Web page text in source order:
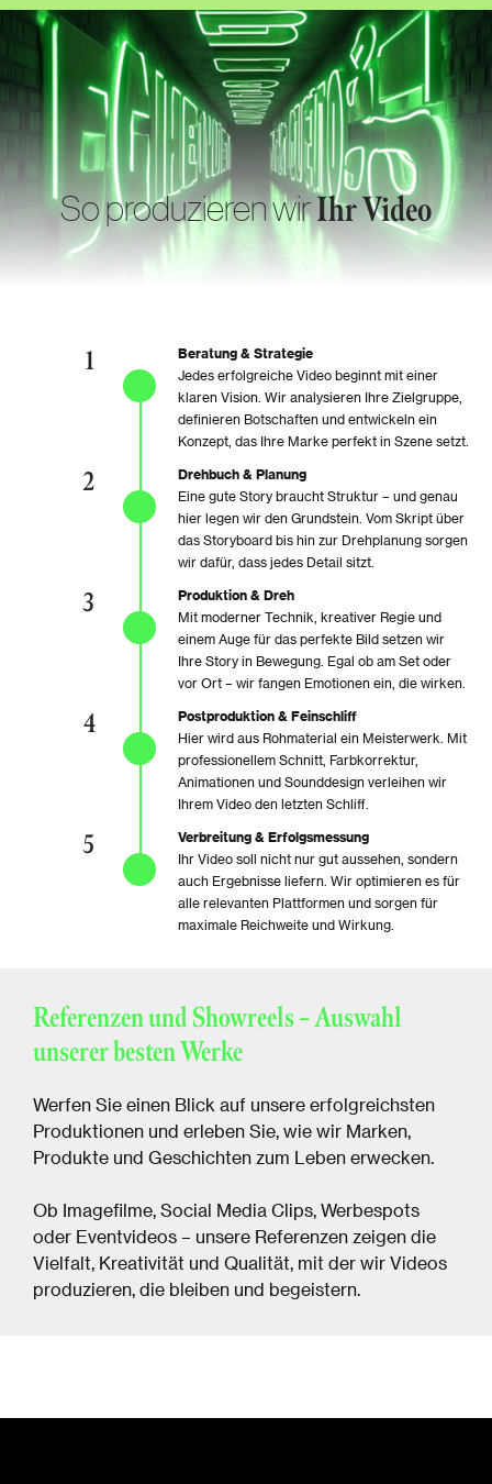
So produzieren wirIhr Video
1
Beratung & Strategie
Jedes erfolgreiche Video beginnt mit einer
klaren Vision. Wir analysieren Ihre Zielgruppe,
definieren Botschaften und entwickeln ein
Konzept, das Ihre Marke perfekt in Szene setzt.
2
Drehbuch & Planung
Eine gute Story braucht Struktur – und genau
hier legen wir den Grundstein. Vom Skript über
das Storyboard bis hin zur Drehplanung sorgen
wir dafür, dass jedes Detail sitzt.
3
Produktion & Dreh
Mit moderner Technik, kreativer Regie und
einem Auge für das perfekte Bild setzen wir
Ihre Story in Bewegung. Egal ob am Set oder
vor Ort – wir fangen Emotionen ein, die wirken.
4
Postproduktion & Feinschliff
Hier wird aus Rohmaterial ein Meisterwerk. Mit
professionellem Schnitt, Farbkorrektur,
Animationen und Sounddesign verleihen wir
Ihrem Video den letzten Schliff.
5
Verbreitung & Erfolgsmessung
Ihr Video soll nicht nur gut aussehen, sondern
auch Ergebnisse liefern. Wir optimieren es für
alle relevanten Plattformen und sorgen für
maximale Reichweite und Wirkung.
Referenzen und Showreels – Auswahl
unserer besten Werke
Werfen Sie einen Blick auf unsere erfolgreichsten
Produktionen und erleben Sie, wie wir Marken,
Produkte und Geschichten zum Leben erwecken.
Ob Imagefilme, Social Media Clips, Werbespots
oder Eventvideos – unsere Referenzen zeigen die
Vielfalt, Kreativität und Qualität, mit der wir Videos
produzieren, die bleiben und begeistern.